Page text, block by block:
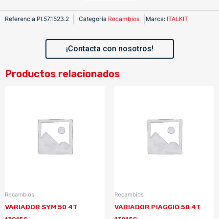
Referencia PI.57.1523.2 Categoría Recambios Marca: ITALKIT
¡Contacta con nosotros!
Productos relacionados
Recambios
VARIADOR SYM 50 4T
Recambios
VARIADOR PIAGGIO 50 4T